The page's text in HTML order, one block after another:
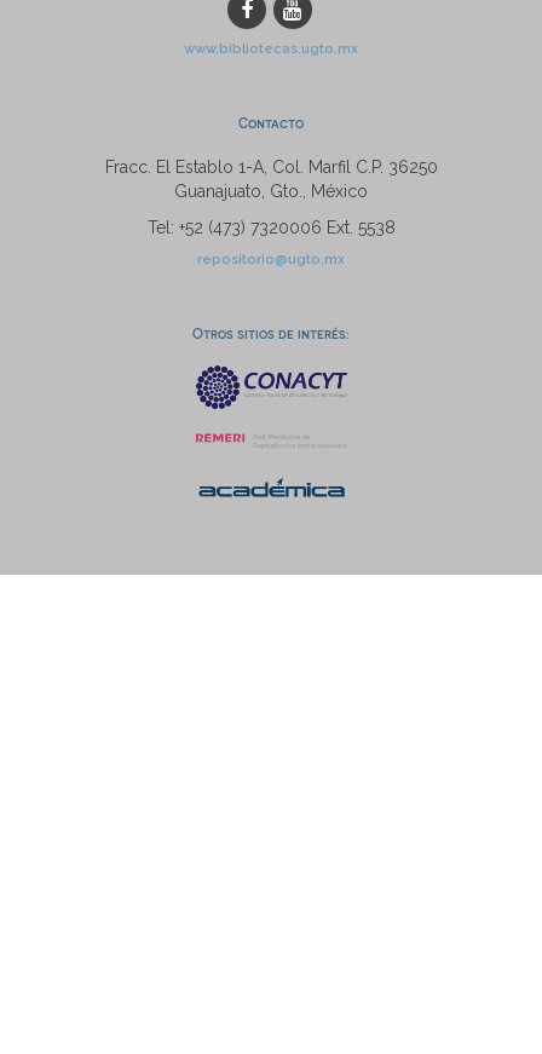
www.bibliotecas.ugto.mx
Contacto
Fracc. El Establo 1-A, Col. Marfil C.P. 36250
Guanajuato, Gto., México
Tel: +52 (473) 7320006 Ext. 5538
repositorio@ugto.mx
Otros sitios de interés: